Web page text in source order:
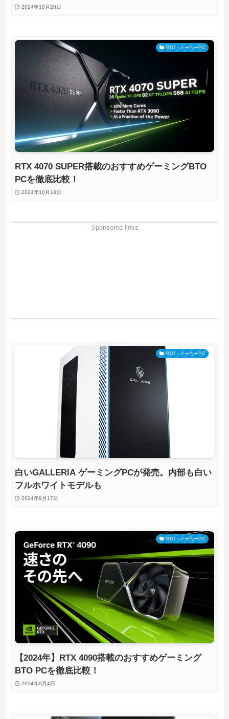
2024年10月20日
BTO・メーカーPC
RTX 4070 SUPER搭載のおすすめゲーミングBTO
PCを徹底比較！
2024年10月18日
- Sponsored links -
BTO・メーカーPC
白いGALLERIA ゲーミングPCが発売。内部も白い
フルホワイトモデルも
2024年9月17日
BTO・メーカーPC
【2024年】RTX 4090搭載のおすすめゲーミング
BTO PCを徹底比較！
2024年9月4日